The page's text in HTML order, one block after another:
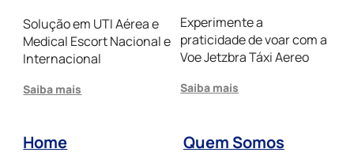
Solução em UTI Aérea e
Medical Escort Nacional e
Internacional
Saiba mais
Experimente a
praticidade de voar com a
Voe Jetzbra Táxi Aereo
Saiba mais
Home
Quem Somos